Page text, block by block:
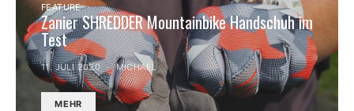
FEATURE
Zanier SHREDDER Mountainbike Handschuh im
Test
11. JULI 2020 MICHAEL
MEHR